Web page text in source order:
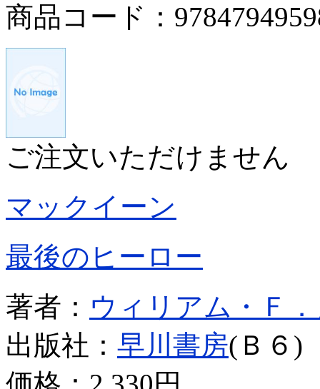
商品コード：
ご注文いただけません
マックイーン
最後のヒーロー
著者： ウィリアム・Ｆ
出版社： 早川書房(Ｂ６)